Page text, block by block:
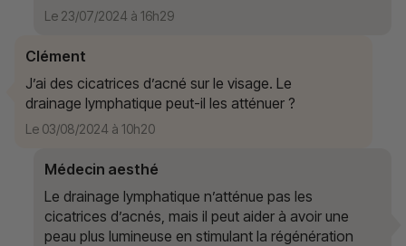
Le 23/07/2024 à 16h29
Clément
J’ai des cicatrices d’acné sur le visage. Le
drainage lymphatique peut-il les atténuer ?
Le 03/08/2024 à 10h20
Médecin aesthé
Le drainage lymphatique n’atténue pas les
cicatrices d’acnés, mais il peut aider à avoir une
peau plus lumineuse en stimulant la régénération